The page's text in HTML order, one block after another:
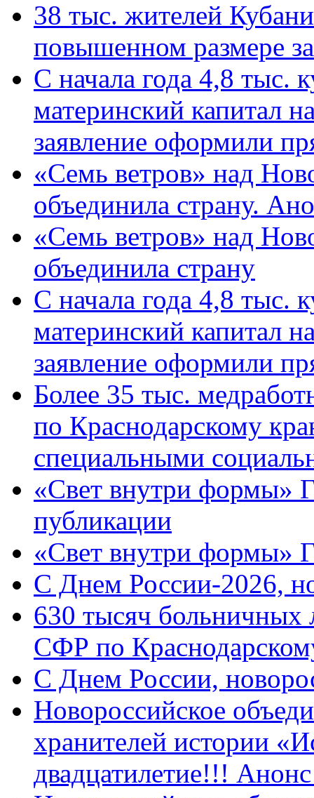
38 тыс. жителей
повышенном размере
С начала года 4,8 тыс.
материнский капитал
заявление оформили
«Семь ветров» над
объединила страну.
«Семь ветров» над
объединила страну
С начала года 4,8 тыс.
материнский капитал
заявление оформили
Более 35 тыс.
по Краснодарскому
специальными
«Свет внутри формы»
публикации
«Свет внутри формы»
C Днем России-2026,
630 тысяч больничных
СФР по
C Днем России,
Новороссийское
хранителей истории
двадцатилетие!!!